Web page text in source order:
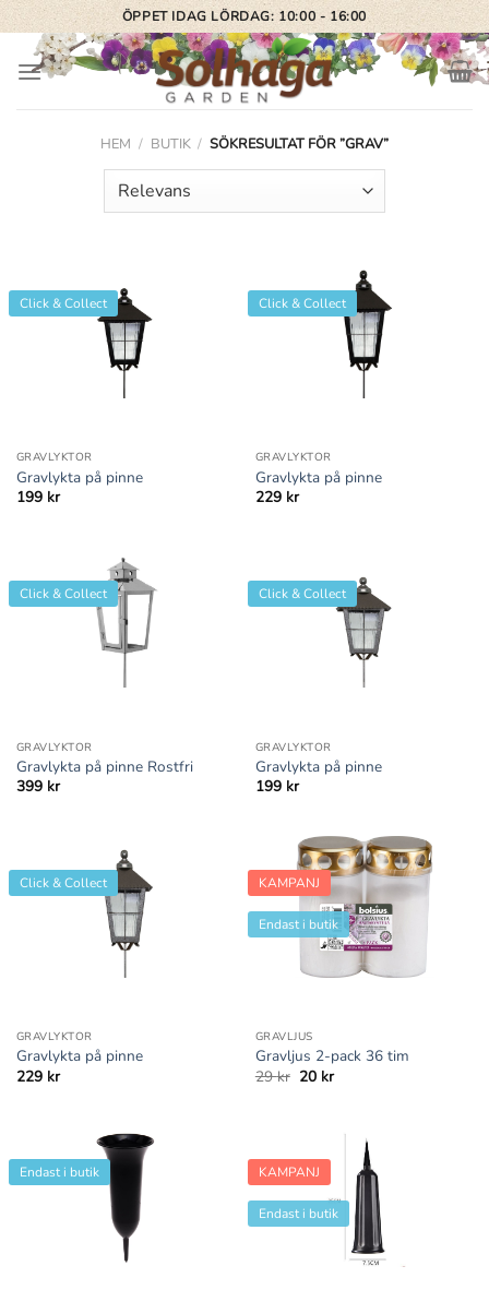
Skip
to
content
ÖPPET IDAG LÖRDAG: 10:00 - 16:00
HEM / BUTIK / SÖKRESULTAT FÖR ”GRAV”
Click & Collect
GRAVLYKTOR
Gravlykta på pinne
199 kr
Click & Collect
GRAVLYKTOR
Gravlykta på pinne
229 kr
Click & Collect
GRAVLYKTOR
Gravlykta på pinne Rostfri
399 kr
Click & Collect
GRAVLYKTOR
Gravlykta på pinne
199 kr
Click & Collect
GRAVLYKTOR
Gravlykta på pinne
229 kr
KAMPANJ
Endast i butik
GRAVLJUS
Gravljus 2-pack 36 tim
29kr Det
20 krDet
20 kr.
Endast i butik KAMPANJ
Endast i butik